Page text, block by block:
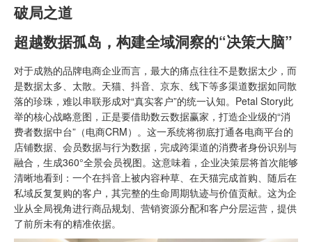
破局之道
超越数据孤岛，构建全域洞察的“决策大脑”
对于成熟的品牌电商企业而言，最大的痛点往往不是数据太少，而
是数据太多、太散。天猫、抖音、京东、线下等多渠道数据如同散
落的珍珠，难以串联形成对“真实客户”的统一认知。Petal Story此
举的核心战略意图，正是要借助数云数据赢家 ，打造企业级的“消
费者数据中台”（电商CRM）。这一系统将彻底打通各电商平台的
店铺数据、会员数据与行为数据，完成跨渠道的消费者身份识别与
融合，生成360°全景会员视图。这意味着，企业决策层将首次能够
清晰地看到：一个在抖音上被内容种草、在天猫完成首购、随后在
私域反复复购的客户，其完整的生命周期轨迹与价值贡献。这为企
业从全局视角进行商品规划、营销资源分配和客户分层运营，提供
了前所未有的精准依据。